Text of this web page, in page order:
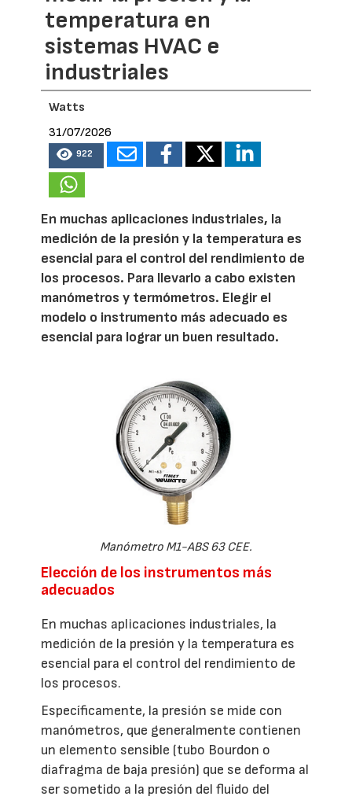
temperatura en
sistemas HVAC e
industriales
Watts
31/07/2026
922
En muchas aplicaciones industriales, la
medición de la presión y la temperatura es
esencial para el control del rendimiento de
los procesos. Para llevarlo a cabo existen
manómetros y termómetros. Elegir el
modelo o instrumento más adecuado es
esencial para lograr un buen resultado.
Manómetro M1-ABS 63 CEE.
Elección de los instrumentos más
adecuados
En muchas aplicaciones industriales, la
medición de la presión y la temperatura es
esencial para el control del rendimiento de
los procesos.
Específicamente, la presión se mide con
manómetros, que generalmente contienen
un elemento sensible (tubo Bourdon o
diafragma de baja presión) que se deforma al
ser sometido a la presión del fluido del